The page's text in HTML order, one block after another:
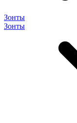
Зонты
Зонты